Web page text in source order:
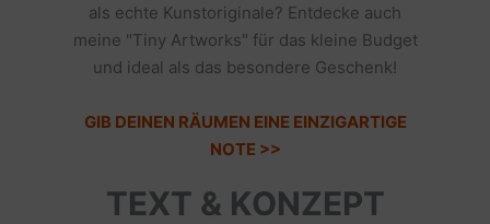
als echte Kunstoriginale? Entdecke auch
meine "Tiny Artworks" für das kleine Budget
und ideal als das besondere Geschenk!
GIB DEINEN RÄUMEN EINE EINZIGARTIGE
NOTE >>
TEXT & KONZEPT